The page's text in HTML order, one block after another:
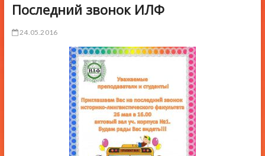
Последний звонок ИЛФ
24.05.2016